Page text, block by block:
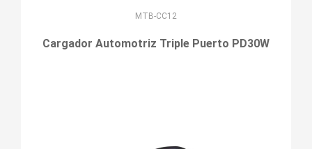
MTB-CC12
Cargador Automotriz Triple Puerto PD30W